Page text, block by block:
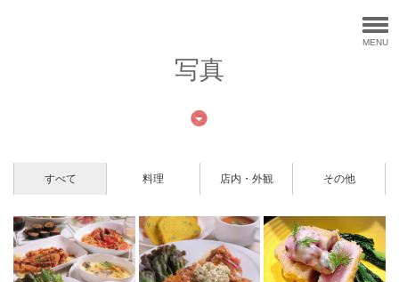
MENU
写真
すべて 料理 店内・外観 その他